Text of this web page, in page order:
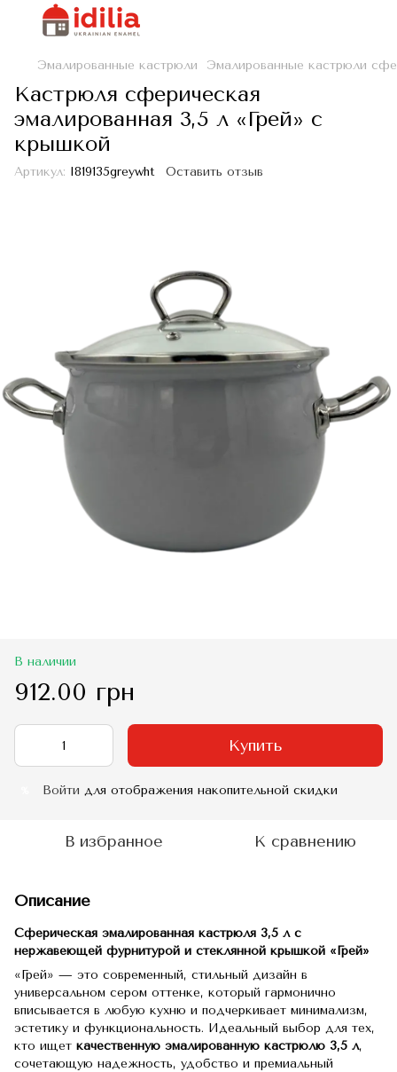
Эмалированные кастрюли Эмалированные кастрюли
Кастрюля сферическая
эмалированная 3,5 л «Грей» с
крышкой
Артикул: I819135greywht Оставить отзыв
В наличии
912.00 грн
Купить
Войти для отображения накопительной скидки
В избранное К сравнению
Описание
Сферическая эмалированная кастрюля 3,5 л с
нержавеющей фурнитурой и стеклянной крышкой «Грей»
«Грей» — это современный, стильный дизайн в
универсальном сером оттенке, который гармонично
вписывается в любую кухню и подчеркивает минимализм,
эстетику и функциональность. Идеальный выбор для тех,
кто ищет качественную эмалированную кастрюлю 3,5 л,
сочетающую надежность, удобство и премиальный